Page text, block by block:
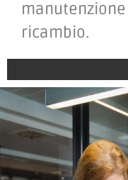
Grazie al
potrai contare
manutenzione
ricambio.